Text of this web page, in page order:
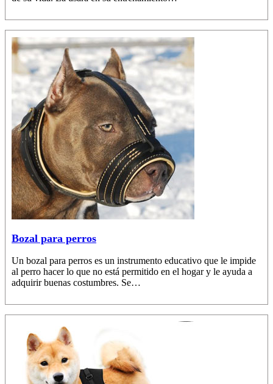
Bozal para perros
Un bozal para perros es un instrumento educativo que le impide
al perro hacer lo que no está permitido en el hogar y le ayuda a
adquirir buenas costumbres. Se…